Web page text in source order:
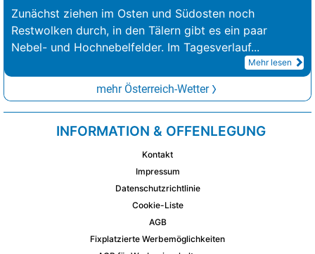
Zunächst ziehen im Osten und Südosten noch
Restwolken durch, in den Tälern gibt es ein paar
Nebel- und Hochnebelfelder. Im Tagesverlauf...
Mehr lesen
mehr Österreich-Wetter
INFORMATION & OFFENLEGUNG
Kontakt
Impressum
Datenschutzrichtlinie
Cookie-Liste
AGB
Fixplatzierte Werbemöglichkeiten